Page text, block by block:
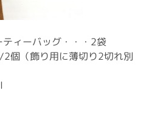
ィーバッグ・・・2袋
個（飾り用に薄切り2切れ別